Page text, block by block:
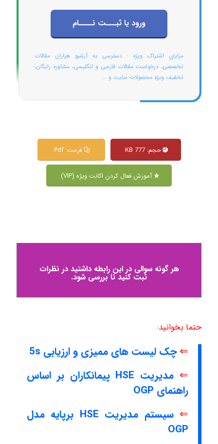
ورود یا ثبـــت نــــام
مزایای اشتراک ویژه : دسترسی به آرشیو هزاران مقالات
تخصصی، درخواست مقالات فارسی و انگلیسی، مشاوره رایگان،
تخفیف ویژه محصولات سایت و ...
حجم: 777 KB فرمت: Pdf
آموزش فعال کردن اکانت ویژه (VIP)
هر گونه سوالی در این رابطه داشتید در نظرات
ثبت کنید تا بررسی شود.
حتما بخوانید:
⇐چک لیست های ممیزی و ارزیابی 5s
⇐
مدیریت HSE پیمانکاران بر اساس
راهنمای OGP
⇐
سیستم مدیریت HSE برپایه مدل
OGP